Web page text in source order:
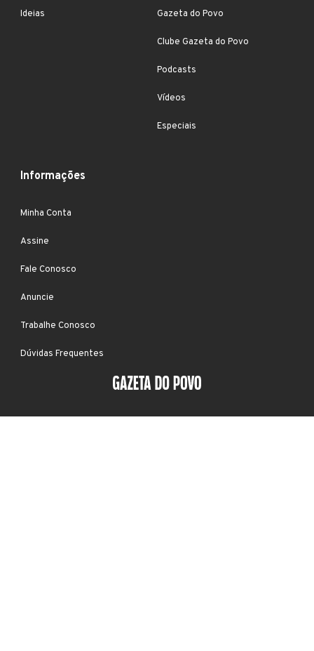
Ideias Gazeta do Povo
Clube Gazeta do Povo
Podcasts
Vídeos
Especiais
Informações
Minha Conta
Assine
Fale Conosco
Anuncie
Trabalhe Conosco
Dúvidas Frequentes